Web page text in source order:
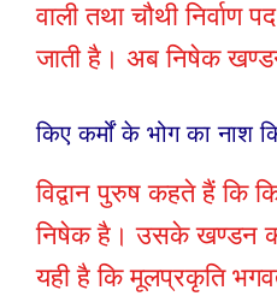
वाली तथा चौथी निर्वाण
जाती है। अब निषेक
किए कर्मों के भोग का नाश
विद्वान पुरुष कहते हैं कि
निषेक है। उसके खण्डन
यही है कि मूलप्रकृति